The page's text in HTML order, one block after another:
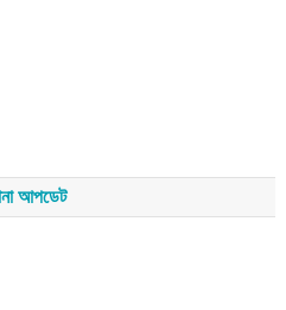
আপডেট